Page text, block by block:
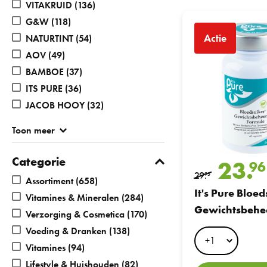
VITAKRUID (136)
G&W (118)
NATURTINT (54)
AOV (49)
BAMBOE (37)
ITS PURE (36)
JACOB HOOY(32)
Toon meer
Categorie
Assortiment(658)
Vitamines & Mineralen (284)
Verzorging & Cosmetica (170)
Voeding & Dranken (138)
Vitamines (94)
Lifestyle & Huishouden (82)
Actie
29.
95 23.96
It's Pure
Formule 60VC